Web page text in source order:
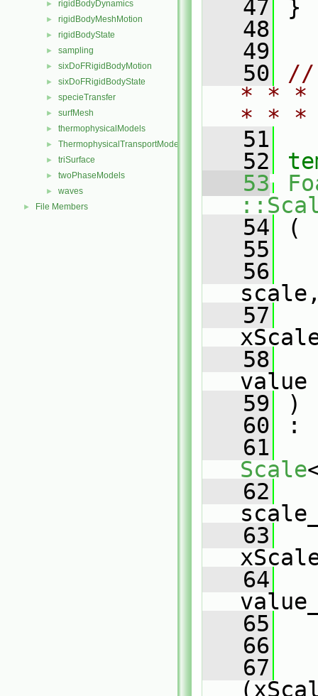
► rigidBodyDynamics
► rigidBodyMeshMotion
► rigidBodyState
► sampling
► sixDoFRigidBodyMotion
► sixDoFRigidBodyState
► specieTransfer
► surfMesh
► thermophysicalModels
► ThermophysicalTransportModels
► triSurface
► twoPhaseModels
► waves
► File Members
   47
}
   48
   49
   50
//
* * *
* *
   51
   52
   53
   54
(
   55
   56
   57
   58
value
   59
)
   60
:
   61
Scale
   62
   63
   64
   65
   66
   67